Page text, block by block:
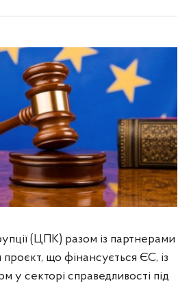
(ЦПК) разом із партнерами
що фінансується ЄС, із
у секторі справедливості під